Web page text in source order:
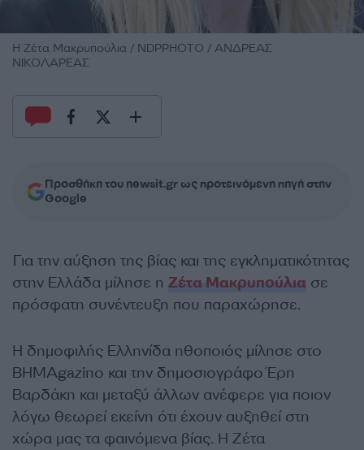
H Ζέτα Μακρυπούλια / NDPPHOTO / ΑΝΔΡΕΑΣ
ΝΙΚΟΛΑΡΕΑΣ
Προσθήκη του newsit.gr ως προτεινόμενη πηγή στην
Google
Για την αύξηση της βίας και της εγκληματικότητας
στην Ελλάδα μίλησε η Ζέτα Μακρυπούλια σε
πρόσφατη συνέντευξη που παραχώρησε.
Η δημοφιλής Ελληνίδα ηθοποιός μίλησε στο
ΒΗΜΑgazino και την δημοσιογράφο Έρη
Βαρδάκη και μεταξύ άλλων ανέφερε για ποιον
λόγω θεωρεί εκείνη ότι έχουν αυξηθεί στη
χώρα μας τα φαινόμενα βίας. Η Ζέτα